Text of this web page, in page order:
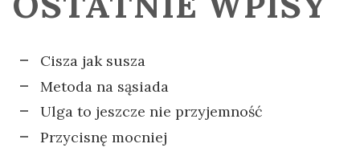
Cisza jak susza
Metoda na sąsiada
Ulga to jeszcze nie przyjemność
Przycisnę mocniej